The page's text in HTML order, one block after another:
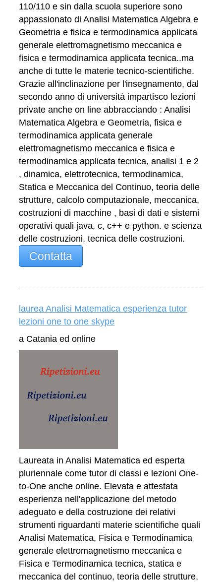
110/110 e sin dalla scuola superiore sono
appassionato di Analisi Matematica Algebra e
Geometria e fisica e termodinamica applicata
generale elettromagnetismo meccanica e
fisica e termodinamica applicata tecnica..ma
anche di tutte le materie tecnico-scientifiche.
Grazie all'inclinazione per l'insegnamento, dal
secondo anno di università impartisco lezioni
private anche on line abbracciando : Analisi
Matematica Algebra e Geometria, fisica e
termodinamica applicata generale
elettromagnetismo meccanica e fisica e
termodinamica applicata tecnica, analisi 1 e 2
, dinamica, elettrotecnica, termodinamica,
Statica e Meccanica del Continuo, teoria delle
strutture, calcolo computazionale, meccanica,
costruzioni di macchine , basi di dati e sistemi
operativi quali java, c, c++ e python. e scienza
delle costruzioni, tecnica delle costruzioni.
Contatta
laurea Analisi Matematica esperienza tutor
lezioni one to one skype
a Catania ed online
Laureata in Analisi Matematica ed esperta
pluriennale come tutor di classi e lezioni One-
to-One anche online. Elevata e attestata
esperienza nell'applicazione del metodo
adeguato e della costruzione dei relativi
strumenti riguardanti materie scientifiche quali
Analisi Matematica, Fisica e Termodinamica
generale elettromagnetismo meccanica e
Fisica e Termodinamica tecnica, statica e
meccanica del continuo, teoria delle strutture,